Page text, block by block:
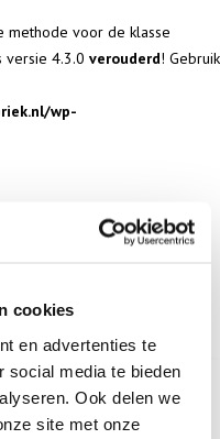
cookies
en advertenties te
social media te bieden
Ook delen we
site met onze
methode voor de klasse
versie 4.3.0 verouderd! Gebruik
wp-